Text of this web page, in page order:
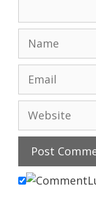
Name
Email
Website